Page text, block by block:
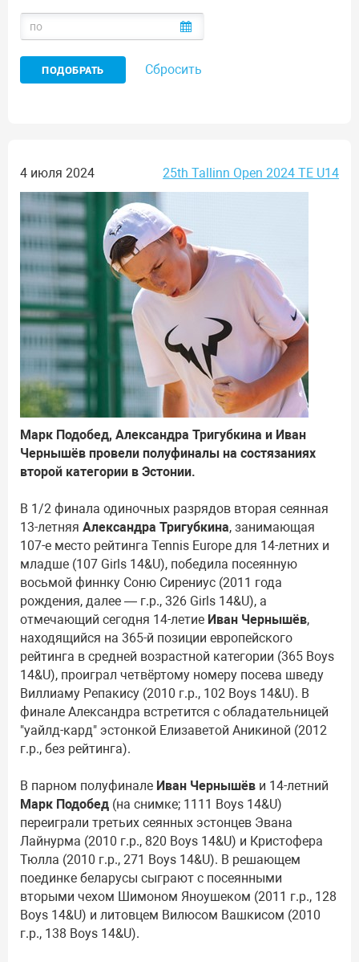
Сбросить
4 июля 2024 25th Tallinn Open 2024 TE U14
Марк Подобед, Александра Тригубкина и Иван
Чернышёв провели полуфиналы на состязаниях
второй категории в Эстонии.
В 1/2 финала одиночных разрядов вторая сеянная
13-летняя Александра Тригубкина, занимающая
107-е место рейтинга Tennis Europe для 14-летних и
младше (107 Girls 14&U), победила посеянную
восьмой финнку Соню Сирениус (2011 года
рождения, далее — г.р., 326 Girls 14&U), а
отмечающий сегодня 14-летие Иван Чернышёв,
находящийся на 365-й позиции европейского
рейтинга в средней возрастной категории (365 Boys
14&U), проиграл четвёртому номеру посева шведу
Виллиаму Репакису (2010 г.р., 102 Boys 14&U). В
финале Александра встретится с обладательницей
"уайлд-кард" эстонкой Елизаветой Аникиной (2012
г.р., без рейтинга).
В парном полуфинале Иван Чернышёв и 14-летний
Марк Подобед (на снимке; 1111 Boys 14&U)
переиграли третьих сеянных эстонцев Эвана
Лайнурма (2010 г.р., 820 Boys 14&U) и Кристофера
Тюлла (2010 г.р., 271 Boys 14&U). В решающем
поединке беларусы сыграют с посеянными
вторыми чехом Шимоном Яноушеком (2011 г.р., 128
Boys 14&U) и литовцем Вилюсом Вашкисом (2010
г.р., 138 Boys 14&U).